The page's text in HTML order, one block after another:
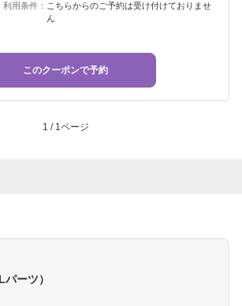
利用条件： こちらからのご予約は受け付けておりませ
ん
このクーポンで予約
1 / 1ページ
ーツ）